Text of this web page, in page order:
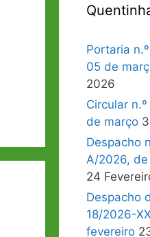
Portaria
05 de
2026
Circular
de março
Despacho
A/2026,
24
Despacho
18/2026-
fevereiro